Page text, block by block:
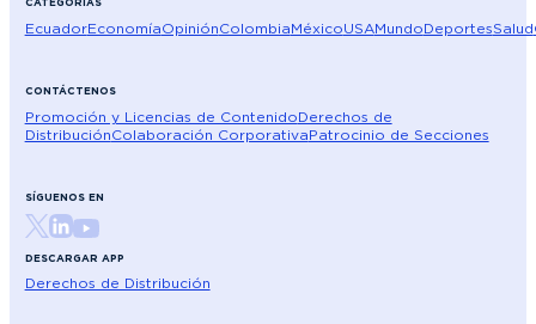
CATEGORÍAS
EcuadorEconomíaOpiniónColombiaMéxicoUSAMundoDeportesSalud
CONTÁCTENOS
Promoción y Licencias de ContenidoDerechos de
DistribuciónColaboración CorporativaPatrocinio de Secciones
SÍGUENOS EN
DESCARGAR APP
Derechos de Distribución